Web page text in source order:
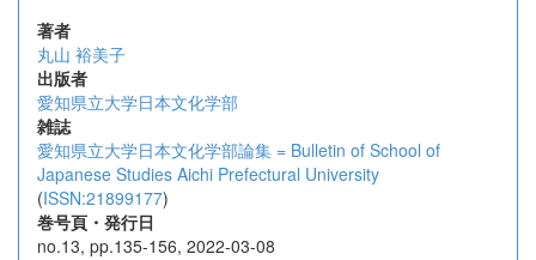
著者
丸山 裕美子
出版者
愛知県立大学日本文化学部
雑誌
愛知県立大学日本文化学部論集 = Bulletin of School of
Japanese Studies Aichi Prefectural University
(ISSN:21899177)
巻号頁・発行日
no.13, pp.135-156, 2022-03-08